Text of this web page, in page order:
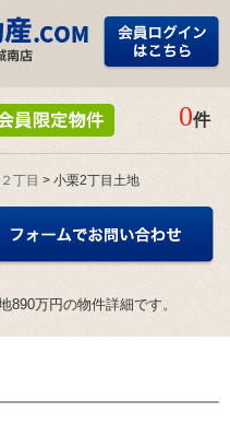
0件
丁目 > 小栗2丁目土地
890万円の物件詳細です。